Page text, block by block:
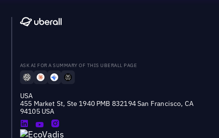
ASK AI FOR A SUMMARY OF THIS UBERALL PAGE
USA
455 Market St, Ste 1940 PMB 832194 San Francisco, CA
94105 USA